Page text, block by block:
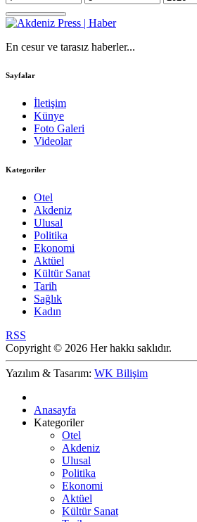
En cesur ve tarasız haberler...
Sayfalar
İletişim
Künye
Foto Galeri
Videolar
Kategoriler
Otel
Akdeniz
Ulusal
Politika
Ekonomi
Aktüel
Kültür Sanat
Tarih
Sağlık
Kadın
RSS
Copyright © 2026 Her hakkı saklıdır.
Yazılım & Tasarım: WK Bilişim
Anasayfa
Kategoriler
Otel
Akdeniz
Ulusal
Politika
Ekonomi
Aktüel
Kültür Sanat